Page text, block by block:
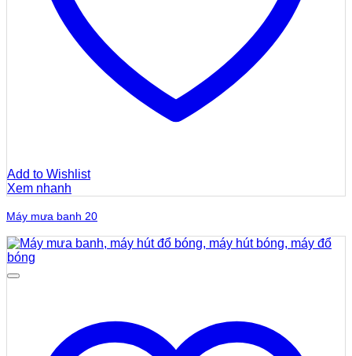
Add to Wishlist
Xem nhanh
Máy mưa banh 20